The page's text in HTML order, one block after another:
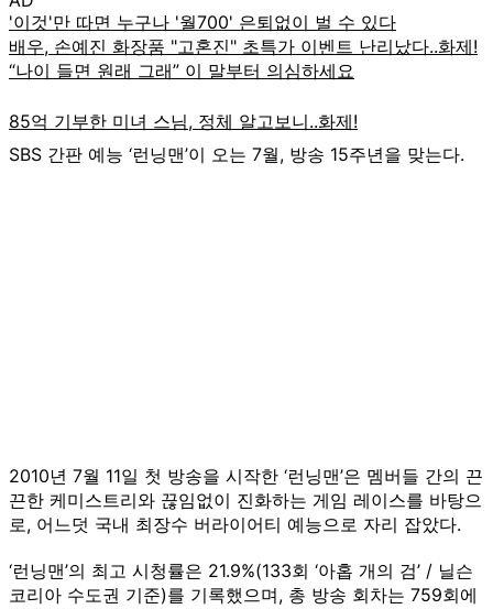
SBS 간판 예능 ‘런닝맨’이 오는 7월, 방송 15주년을 맞는다.
2010년 7월 11일 첫 방송을 시작한 ‘런닝맨’은 멤버들 간의 끈
끈한 케미스트리와 끊임없이 진화하는 게임 레이스를 바탕으
로, 어느덧 국내 최장수 버라이어티 예능으로 자리 잡았다.
‘런닝맨’의 최고 시청률은 21.9%(133회 ‘아홉 개의 검’ / 닐슨
코리아 수도권 기준)를 기록했으며, 총 방송 회차는 759회에